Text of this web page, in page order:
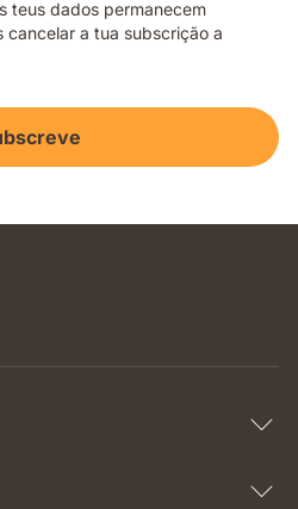
teus dados permanecem
cancelar a tua subscrição a